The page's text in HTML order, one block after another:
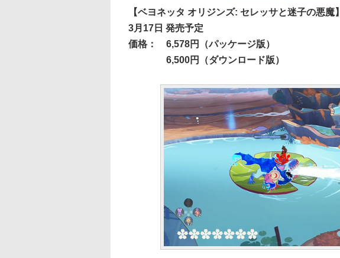
【ベヨネッタ オリジンズ: セレッサと迷子の悪魔】
3月17日 発売予定
価格：
6,578円（パッケージ版）
6,500円（ダウンロード版）